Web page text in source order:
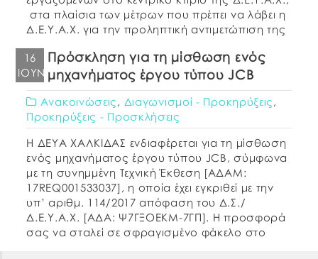
στα πλαίσια των μέτρων που πρέπει να λάβει η
Δ.Ε.Υ.Α.Χ. για την προληπτική αντιμετώπιση της
55/11-03-2020). Σε εφαρμογή […]
16
ΙΟΎΝ
Πρόσκληση για τη μίσθωση ενός
μηχανήματος έργου τύπου JCB
Ανακοινώσεις , Διαγωνισμοί - Προκηρύξεις ,
Προκηρύξεις - Προσκλήσεις
Η ΔΕΥΑ ΧΑΛΚΙΔΑΣ ενδιαφέρεται για τη μίσθωση
ενός μηχανήματος έργου τύπου JCB, σύμφωνα
με τη συνημμένη Τεχνική Έκθεση [ΑΔΑΜ:
17REQ001533037], η οποία έχει εγκριθεί με την
υπ’ αριθμ. 114/2017 απόφαση του Δ.Σ./
Δ.Ε.Υ.Α.Χ. [ΑΔΑ: Ψ7ΓΞΟΕΚΜ-7ΓΠ]. Η προσφορά
σας να σταλεί σε σφραγισμένο φάκελο στο